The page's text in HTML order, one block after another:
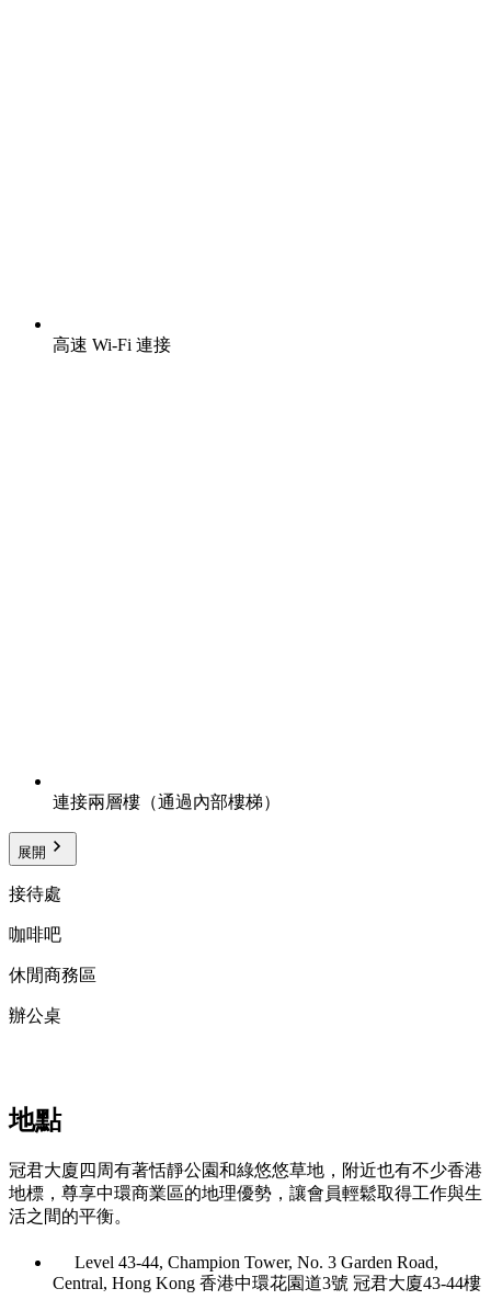
高速 Wi-Fi 連接
連接兩層樓（通過內部樓梯）
展開
接待處
咖啡吧
休閒商務區
辦公桌
地點
冠君大廈四周有著恬靜公園和綠悠悠草地，附近也有不少香港
地標，尊享中環商業區的地理優勢，讓會員輕鬆取得工作與生
活之間的平衡。
Level 43-44, Champion Tower, No. 3 Garden Road,
Central, Hong Kong 香港中環花園道3號 冠君大廈43-44樓